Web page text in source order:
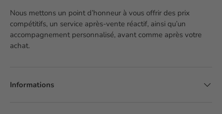
Nous mettons un point d’honneur à vous offrir des prix
compétitifs, un service après-vente réactif, ainsi qu’un
accompagnement personnalisé, avant comme après votre
achat.
Informations